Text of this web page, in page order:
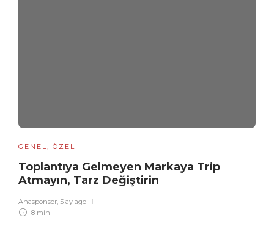
GENEL, ÖZEL
Toplantıya Gelmeyen Markaya Trip
Atmayın, Tarz Değiştirin
Anasponsor, 5 ay ago
8 min